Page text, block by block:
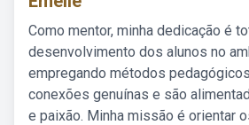
Como mentor, minha dedicação é
desenvolvimento dos alunos no
empregando métodos
conexões genuínas e são
e paixão. Minha missão é orientar